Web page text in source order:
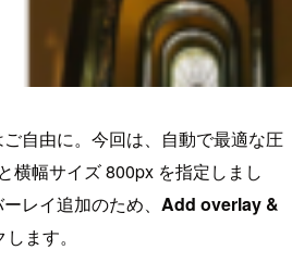
自由に。今回は、自動で最適な圧
と横幅サイズ 800px を指定しまし
レイ追加のため、 Add overlay &
ます。